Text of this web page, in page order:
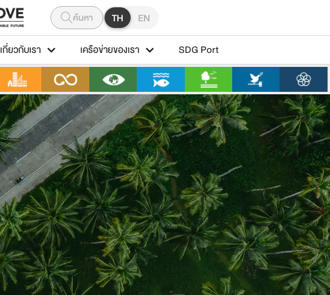
ค้นหา TH EN
เกี่ยวกับเรา เครือข่ายของเรา SDG Port